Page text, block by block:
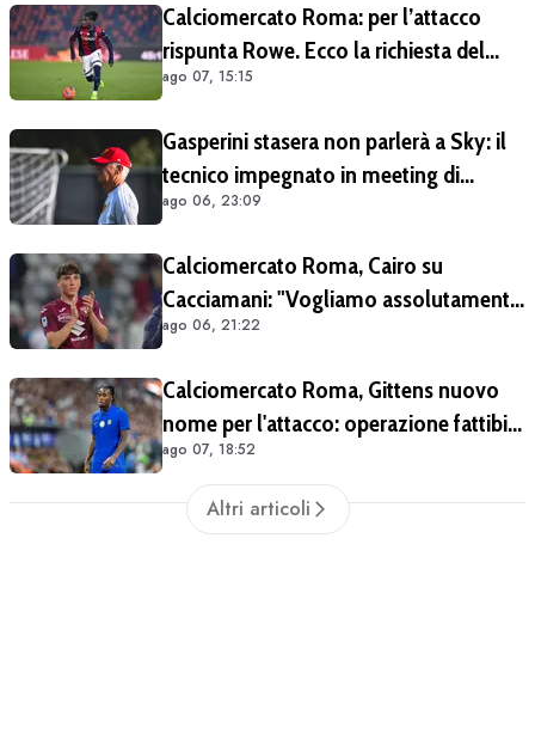
Calciomercato Roma: per l’attacco
rispunta Rowe. Ecco la richiesta del
Bologna
ago 07, 15:15
Gasperini stasera non parlerà a Sky: il
tecnico impegnato in meeting di
mercato
ago 06, 23:09
Calciomercato Roma, Cairo su
Cacciamani: "Vogliamo assolutamente
tenerlo". Distanza tra i club sulla
ago 06, 21:22
Calciomercato Roma, Gittens nuovo
nome per l'attacco: operazione fattibile
solo in prestito
ago 07, 18:52
Altri articoli